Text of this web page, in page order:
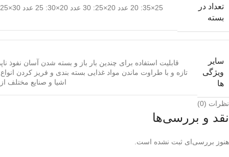
تعداد در
بسته
سایر
ویژگی
ها
قابلیت استفاده برای چندین بار باز و بسته شدن آسان نفوذ
تازه و با طراوت ماندن مواد غذایی بسته بندی و فریز کردن
اشیا و صنایع مختلف
نظرات (0)
نقد و بررسی‌ها
هنوز بررسی‌ای ثبت نشده است.